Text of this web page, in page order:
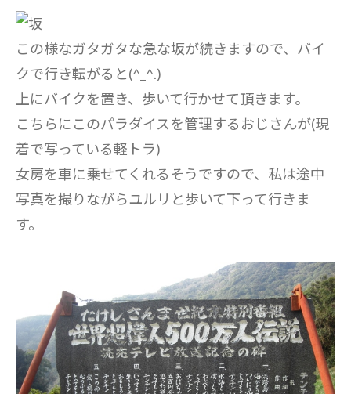
この様なガタガタな急な坂が続きますので、バイ
クで行き転がると(^_^.)
上にバイクを置き、歩いて行かせて頂きます。
こちらにこのパラダイスを管理するおじさんが(現
着で写っている軽トラ)
女房を車に乗せてくれるそうですので、私は途中
写真を撮りながらユルリと歩いて下って行きま
す。